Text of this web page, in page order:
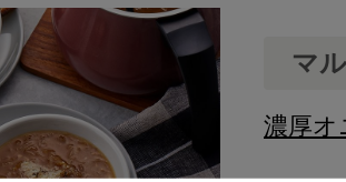
マ
濃厚オ